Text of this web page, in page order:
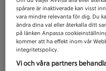
spårare är inaktiverade kan visst
vara mindre relevanta för dig. Du
ändra dina val eller återkalla ditt
på länken Anpassa
kommer att ha effekt inom vår
integritetspolicy.
Vi och våra partners